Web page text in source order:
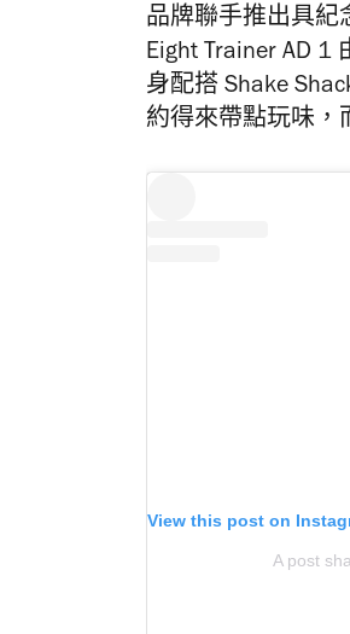
品牌聯手推出具紀
Eight Trainer AD
身配搭 Shake
約得來帶點玩味，
View this post on
A post